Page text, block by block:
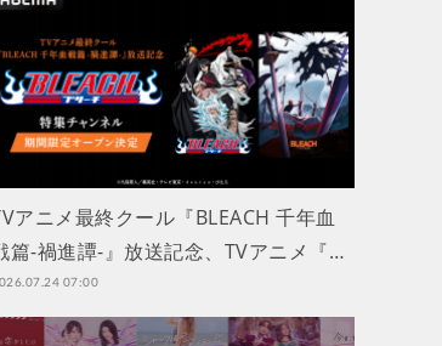
アニメ最終クール『BLEACH 千年血
篇-禍進譚-』放送記念、TVアニメ『…
07:00